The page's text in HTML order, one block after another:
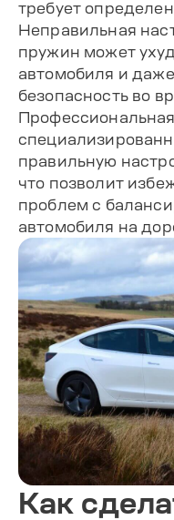
требует
Неправильная
пружин может
автомобиля и
безопасность во
правильную
что позволит
проблем с
автомобиля на
Как